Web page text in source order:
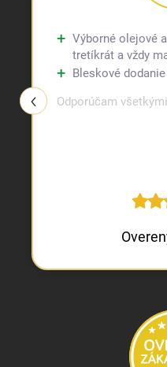
Výborné olejové
tretíkrát a vždy
Bleskové
Odporúčam